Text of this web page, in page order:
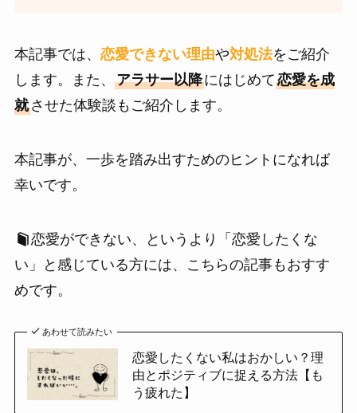
本記事では、 恋愛できない理由や対処法をご紹介
します。また、 アラサー以降にはじめて恋愛を成
就させた体験談もご紹介します。
本記事が、一歩を踏み出すためのヒントになれば
幸いです。
恋愛ができない、というより「恋愛したくな
い」と感じている方には、こちらの記事もおすす
めです。
あわせて読みたい
恋愛したくない私はおかしい？理
由とポジティブに捉える方法【も
う疲れた】